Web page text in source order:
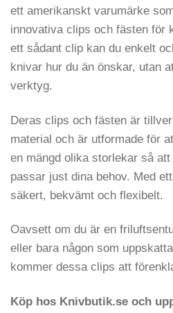
ett amerikanskt varumärke
innovativa clips och fästen för
ett sådant clip kan du enkelt
knivar hur du än önskar, utan
verktyg.
Deras clips och fästen är
material och är utformade för
en mängd olika storlekar så
passar just dina behov. Med
säkert, bekvämt och flexibelt.
Oavsett om du är en
eller bara någon som
kommer dessa clips att
Köp hos Knivbutik.se och